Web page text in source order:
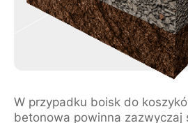
W przypadku boisk do
betonowa powinna zazwyczaj